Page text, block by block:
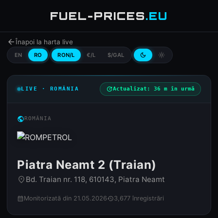
FUEL-PRICES.EU
arrow_backÎnapoi la harta live
EN RO RON/L €/L $/GAL dark_mode light_mode
LIVE · ROMÂNIA updateActualizat: 36 m în urmă
publicROMÂNIA
Piatra Neamt 2 (Traian)
place Bd. Traian nr. 118, 610143, Piatra Neamt
calendar_month Monitorizată din 21.05.2026history3,677 înregistrări